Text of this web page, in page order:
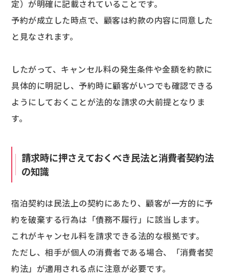
定）が明確に記載されていることです。
予約が成立した時点で、顧客は約款の内容に同意した
と見なされます。
したがって、キャンセル料の発生条件や金額を約款に
具体的に明記し、予約時に顧客がいつでも確認できる
ようにしておくことが法的な請求の大前提となりま
す。
請求時に押さえておくべき民法と消費者契約法
の知識
宿泊契約は民法上の契約にあたり、顧客が一方的に予
約を破棄する行為は「債務不履行」に該当します。
これがキャンセル料を請求できる法的な根拠です。
ただし、相手が個人の消費者である場合、「消費者契
約法」が適用される点に注意が必要です。